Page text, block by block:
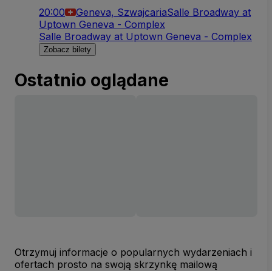
20:00 Geneva, SzwajcariaSalle Broadway at
Uptown Geneva - Complex
Salle Broadway at Uptown Geneva - Complex
Zobacz bilety
Ostatnio oglądane
Otrzymuj informacje o popularnych wydarzeniach i
ofertach prosto na swoją skrzynkę mailową